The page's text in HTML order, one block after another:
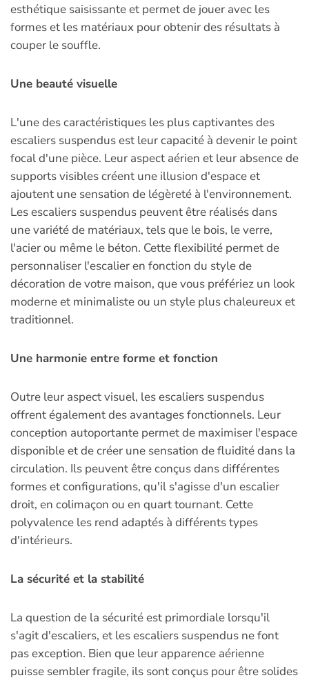
esthétique saisissante et permet de jouer avec les
formes et les matériaux pour obtenir des résultats à
couper le souffle.
Une beauté visuelle
L'une des caractéristiques les plus captivantes des
escaliers suspendus est leur capacité à devenir le point
focal d'une pièce. Leur aspect aérien et leur absence de
supports visibles créent une illusion d'espace et
ajoutent une sensation de légèreté à l'environnement.
Les escaliers suspendus peuvent être réalisés dans
une variété de matériaux, tels que le bois, le verre,
l'acier ou même le béton. Cette flexibilité permet de
personnaliser l'escalier en fonction du style de
décoration de votre maison, que vous préfériez un look
moderne et minimaliste ou un style plus chaleureux et
traditionnel.
Une harmonie entre forme et fonction
Outre leur aspect visuel, les escaliers suspendus
offrent également des avantages fonctionnels. Leur
conception autoportante permet de maximiser l'espace
disponible et de créer une sensation de fluidité dans la
circulation. Ils peuvent être conçus dans différentes
formes et configurations, qu'il s'agisse d'un escalier
droit, en colimaçon ou en quart tournant. Cette
polyvalence les rend adaptés à différents types
d'intérieurs.
La sécurité et la stabilité
La question de la sécurité est primordiale lorsqu'il
s'agit d'escaliers, et les escaliers suspendus ne font
pas exception. Bien que leur apparence aérienne
puisse sembler fragile, ils sont conçus pour être solides